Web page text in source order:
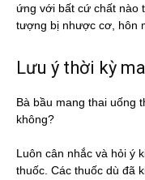
ứng với bất cứ chất nào
tượng bị nhược cơ, hôn
Lưu ý thời kỳ
Bà bầu mang thai uống
không?
Luôn cân nhắc và hỏi ý
thuốc. Các thuốc dù đã